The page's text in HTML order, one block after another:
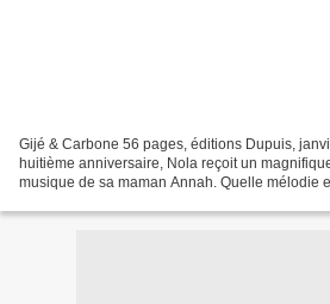
Gijé & Carbone 56 pages, éditions Dupuis,
huitième anniversaire, Nola reçoit un
musique de sa maman Annah. Quelle mélodie